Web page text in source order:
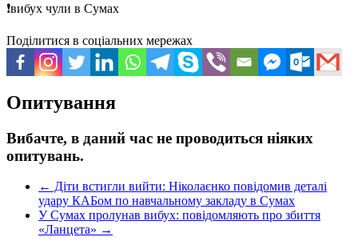
❗️вибух чули в Сумах
Поділитися в соціальних мережах
Опитування
Вибачте, в даний час не проводиться ніяких
опитувань.
← Діти встигли вийти: Ніколаєнко повідомив деталі
удару КАБом по навчальному закладу в Сумах
У Сумах пролунав вибух: повідомляють про збиття
«Ланцета» →